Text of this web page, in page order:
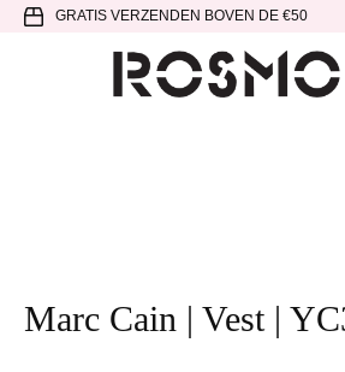
Spring
hoofdnavigatie
Door
SpringGRATIS VERZENDEN BOVEN DE €50
Marc Cain | Vest |